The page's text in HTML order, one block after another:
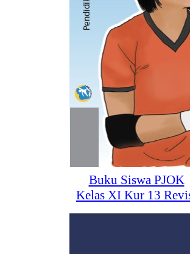
Buku Siswa PJOK
Kelas XI Kur 13